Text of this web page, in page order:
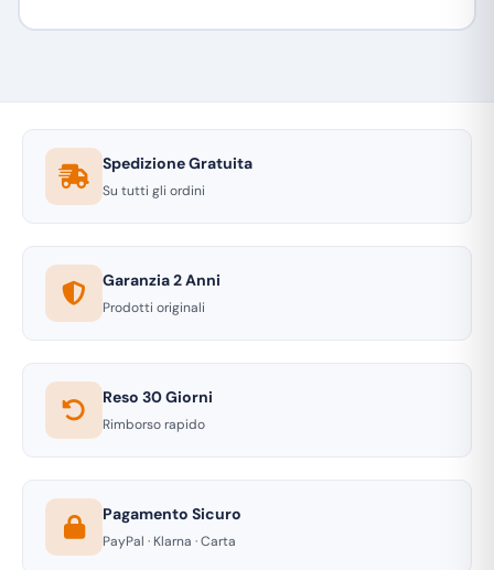
Spedizione Gratuita
Su tutti gli ordini
Garanzia 2 Anni
Prodotti originali
Reso 30 Giorni
Rimborso rapido
Pagamento Sicuro
PayPal · Klarna · Carta